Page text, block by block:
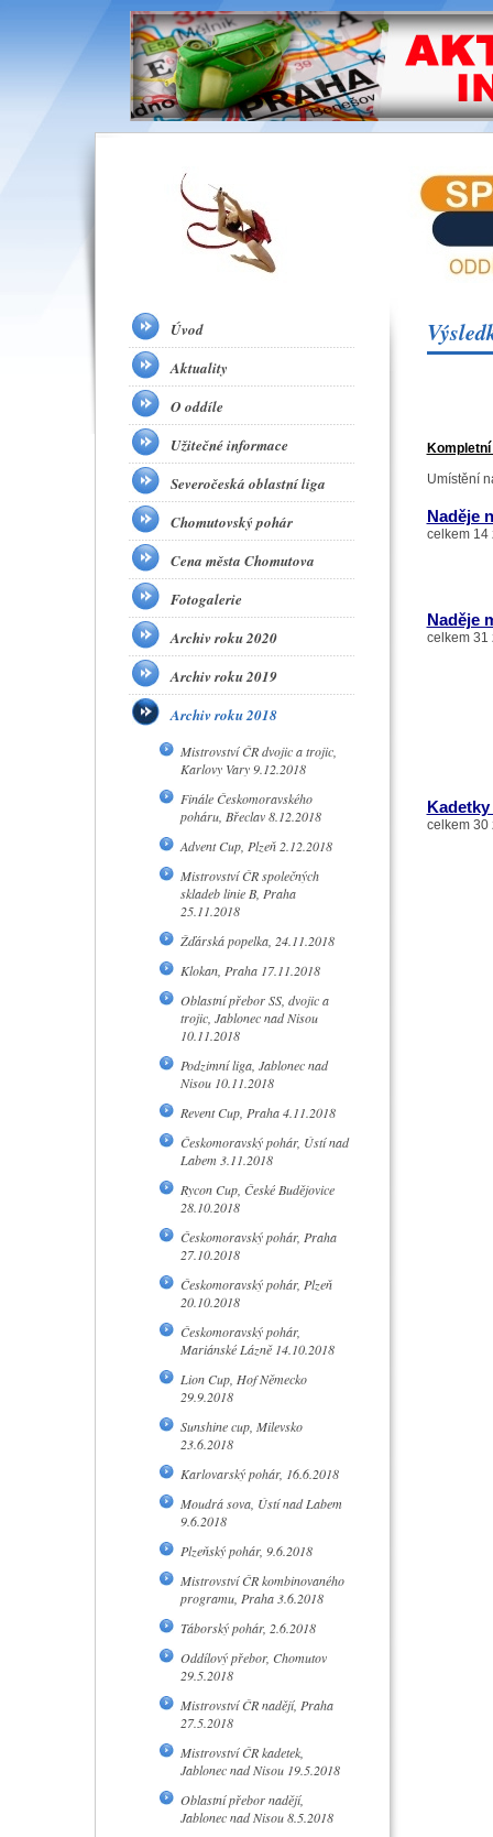
Umístění
Naděje
celkem 14
Naděje
celkem 31
celkem 30
Úvod
Aktuality
O oddíle
Užitečné informace
Severočeská oblastní liga
Chomutovský pohár
Cena města Chomutova
Fotogalerie
Archiv roku 2020
Archiv roku 2019
Archiv roku 2018
Mistrovství ČR dvojic a trojic,
Karlovy Vary 9.12.2018
Finále Českomoravského
poháru, Břeclav 8.12.2018
Advent Cup, Plzeň 2.12.2018
Mistrovství ČR společných
skladeb linie B, Praha
25.11.2018
Žďárská popelka, 24.11.2018
Klokan, Praha 17.11.2018
Oblastní přebor SS, dvojic a
trojic, Jablonec nad Nisou
10.11.2018
Podzimní liga, Jablonec nad
Nisou 10.11.2018
Revent Cup, Praha 4.11.2018
Českomoravský pohár, Ústí nad
Labem 3.11.2018
Rycon Cup, České Budějovice
28.10.2018
Českomoravský pohár, Praha
27.10.2018
Českomoravský pohár, Plzeň
20.10.2018
Českomoravský pohár,
Mariánské Lázně 14.10.2018
Lion Cup, Hof Německo
29.9.2018
Sunshine cup, Milevsko
23.6.2018
Karlovarský pohár, 16.6.2018
Moudrá sova, Ústí nad Labem
9.6.2018
Plzeňský pohár, 9.6.2018
Mistrovství ČR kombinovaného
programu, Praha 3.6.2018
Táborský pohár, 2.6.2018
Oddílový přebor, Chomutov
29.5.2018
Mistrovství ČR nadějí, Praha
27.5.2018
Mistrovství ČR kadetek,
Jablonec nad Nisou 19.5.2018
Oblastní přebor nadějí,
Jablonec nad Nisou 8.5.2018